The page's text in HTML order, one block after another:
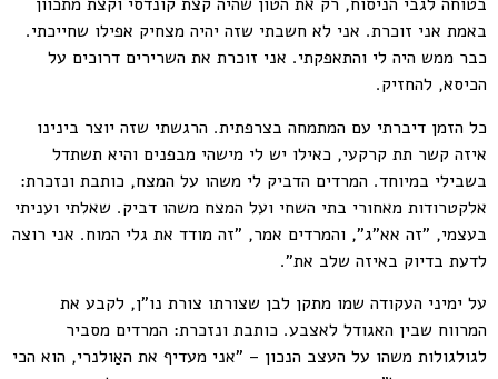
בטוחה לגבי הניסוח, רק את הטון שהיה קצת קונדסי וקצת מתכוון
באמת אני זוכרת. אני לא חשבתי שזה יהיה מצחיק אפילו שחייכתי.
כבר ממש היה לי והתאפקתי. אני זוכרת את השרירים דרוכים על
הכיסא, להחזיק.
כל הזמן דיברתי עם המתמחה בצרפתית. הרגשתי שזה יוצר בינינו
איזה קשר תת קרקעי, כאילו יש לי מישהי מבפנים והיא תשתדל
בשבילי במיוחד. המרדים הדביק לי משהו על המצח, כותבת ונזכרת:
אלקטרודות מאחורי בתי השחי ועל המצח משהו דביק. שאלתי ועניתי
בעצמי, "זה אא"ג", והמרדים אמר, "זה מודד את גלי המוח. אני רוצה
לדעת בדיוק באיזה שלב את".
על ימיני העקודה שמו מתקן לבן שצורתו צורת נו"ן, לקבע את
המרווח שבין האגודל לאצבע. כותבת ונזכרת: המרדים מסביר
לגולגולות משהו על העצב הנכון – "אני מעדיף את האַולנרי, הוא הכי